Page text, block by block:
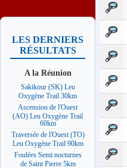
LES DERNIERS
RÉSULTATS
A la Réunion
Sakikour (SK) Leu
Oxygène Trail 30km
Ascension de l'Ouest
(AO) Leu Oxygène Trail
60km
Traversée de l'Ouest (TO)
Leu Oxygène Trail 90km
Foulées Semi nocturnes
de Saint Pierre 5km